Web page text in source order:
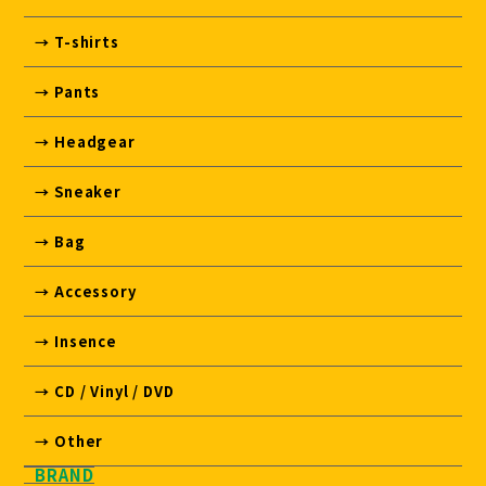
→ T-shirts
→ Pants
→ Headgear
→ Sneaker
→ Bag
→ Accessory
→ Insence
→ CD / Vinyl / DVD
→ Other
BRAND